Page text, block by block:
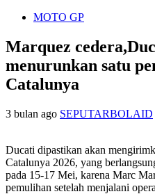
MOTO GP
Marquez
menurunkan satu
Catalunya
3 bulan ago SEPUTARBOLAID
Ducati dipastikan akan
Catalunya 2026, yang
pada 15-17 Mei, karena Marc
pemulihan setelah menjalani